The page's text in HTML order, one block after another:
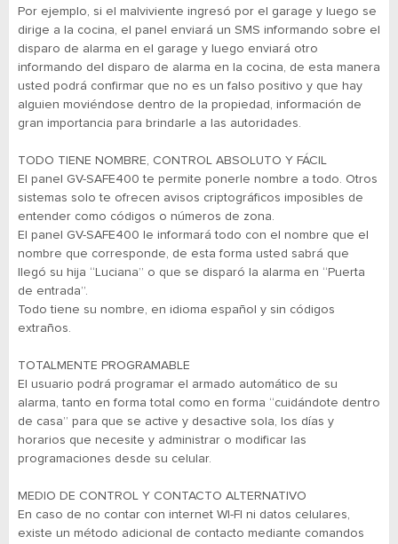
Por ejemplo, si el malviviente ingresó por el garage y luego se
dirige a la cocina, el panel enviará un SMS informando sobre el
disparo de alarma en el garage y luego enviará otro
informando del disparo de alarma en la cocina, de esta manera
usted podrá confirmar que no es un falso positivo y que hay
alguien moviéndose dentro de la propiedad, información de
gran importancia para brindarle a las autoridades.
TODO TIENE NOMBRE, CONTROL ABSOLUTO Y FÁCIL
El panel GV-SAFE400 te permite ponerle nombre a todo. Otros
sistemas solo te ofrecen avisos criptográficos imposibles de
entender como códigos o números de zona.
El panel GV-SAFE400 le informará todo con el nombre que el
nombre que corresponde, de esta forma usted sabrá que
llegó su hija “Luciana” o que se disparó la alarma en “Puerta
de entrada”.
Todo tiene su nombre, en idioma español y sin códigos
extraños.
TOTALMENTE PROGRAMABLE
El usuario podrá programar el armado automático de su
alarma, tanto en forma total como en forma “cuidándote dentro
de casa” para que se active y desactive sola, los días y
horarios que necesite y administrar o modificar las
programaciones desde su celular.
MEDIO DE CONTROL Y CONTACTO ALTERNATIVO
En caso de no contar con internet WI-FI ni datos celulares,
existe un método adicional de contacto mediante comandos